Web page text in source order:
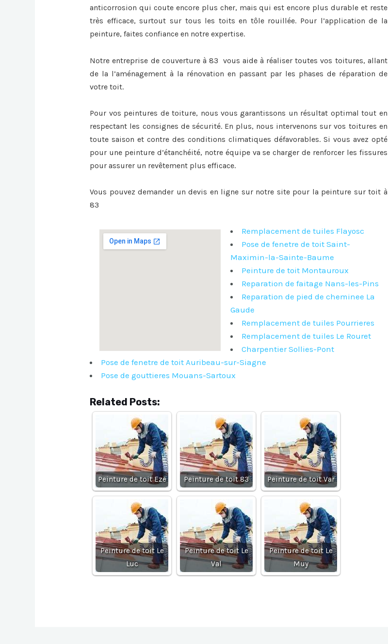
anticorrosion qui coute encore plus cher, mais qui est encore plus durable et reste
très efficace, surtout sur tous les toits en tôle rouillée. Pour l’application de la
peinture, faites confiance en notre expertise.
Notre entreprise de couverture à 83 vous aide à réaliser toutes vos toitures, allant
de la l’aménagement à la rénovation en passant par les phases de réparation de
votre toit.
Pour vos peintures de toiture, nous vous garantissons un résultat optimal tout en
respectant les consignes de sécurité. En plus, nous intervenons sur vos toitures en
toute saison et contre des conditions climatiques défavorables. Si vous avez opté
pour une peinture d’étanchéité, notre équipe va se charger de renforcer les fissures
pour assurer un revêtement plus efficace.
Vous pouvez demander un devis en ligne sur notre site pour la peinture sur toit à
83
Remplacement de tuiles Flayosc
Pose de fenetre de toit Saint-
Maximin-la-Sainte-Baume
Peinture de toit Montauroux
Reparation de faitage Nans-les-Pins
Reparation de pied de cheminee La
Gaude
Remplacement de tuiles Pourrieres
Remplacement de tuiles Le Rouret
Charpentier Sollies-Pont
Pose de fenetre de toit Auribeau-sur-Siagne
Pose de gouttieres Mouans-Sartoux
Related Posts:
Peinture de toit Eze Peinture de toit 83 Peinture de toit Var
Peinture de toit Le
Luc
Peinture de toit Le
Val
Peinture de toit Le
Muy